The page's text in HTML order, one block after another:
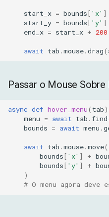
start_x = bounds[ 'x' ]
start_y = bounds[ 'y' ]
end_x = start_x + 200
await tab .mouse.drag(
Passar o Mouse Sobre
async def hover_menu( tab
menu = await tab .find
bounds = await menu .
await tab .mouse.move(
bounds[ 'x' ] +
bounds[ 'y' ] +
)
# O menu agora